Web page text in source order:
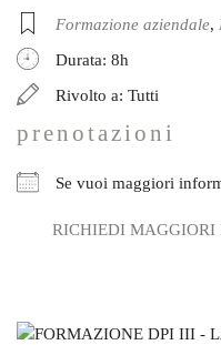
Formazione aziendale,
Durata: 8h
Rivolto a: Tutti
prenotazioni
Se vuoi maggiori
RICHIEDI MAGGIORI